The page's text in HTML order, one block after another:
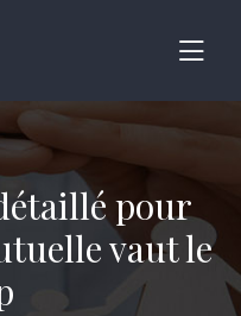
pour
vaut le